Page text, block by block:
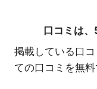
口コミは、
掲載している口
ての口コミを無料